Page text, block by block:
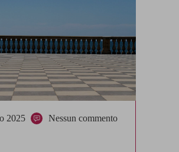
2025 Nessun commento